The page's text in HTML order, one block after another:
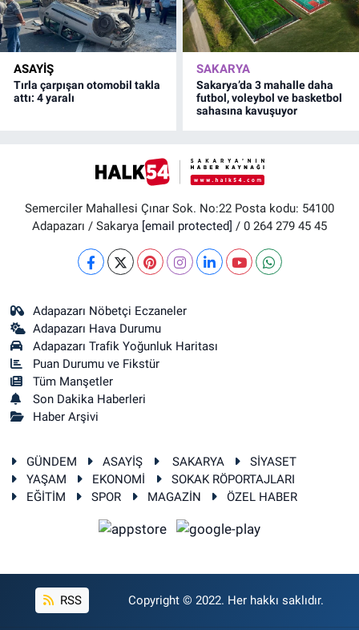
ASAYİŞ
Tırla çarpışan otomobil takla
attı: 4 yaralı
SAKARYA
Sakarya’da 3 mahalle daha
futbol, voleybol ve basketbol
sahasına kavuşuyor
Semerciler Mahallesi Çınar Sok. No:22 Posta kodu: 54100
Adapazarı / Sakarya [email protected] / 0 264 279 45 45
Adapazarı Nöbetçi Eczaneler
Adapazarı Hava Durumu
Adapazarı Trafik Yoğunluk Haritası
Puan Durumu ve Fikstür
Tüm Manşetler
Son Dakika Haberleri
Haber Arşivi
GÜNDEM ASAYİŞ SAKARYA
SİYASET
YAŞAM
EKONOMİ
SOKAK RÖPORTAJLARI
EĞİTİM
SPOR MAGAZİN ÖZEL HABER
RSS Copyright © 2022. Her hakkı saklıdır.